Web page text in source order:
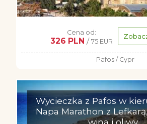
Cena od:
326 PLN / 75 EUR
Pafos / Cypr
Wycieczka z Pafos w
Napa Marathon z
wina i oliwy